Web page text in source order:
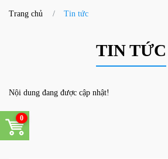
Trang chủ Tin tức
TIN TỨC
Nội dung đang được cập nhật!
0